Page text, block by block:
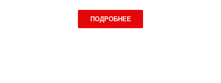
ПОДРОБНЕЕ